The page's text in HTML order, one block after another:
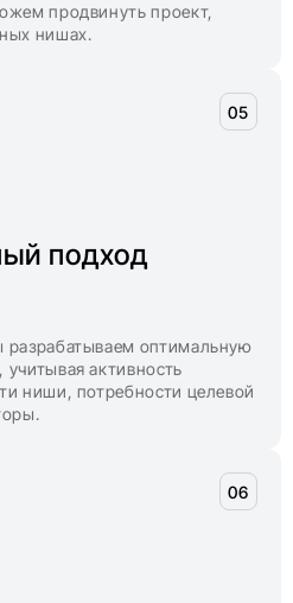
продвинуть проект,
нишах.
подход
оптимальную
активность
ниши, потребности целевой